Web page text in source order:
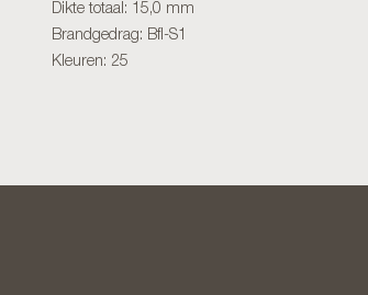
Dikte totaal: 15,0 mm
Brandgedrag: Bfl-S1
Kleuren: 25